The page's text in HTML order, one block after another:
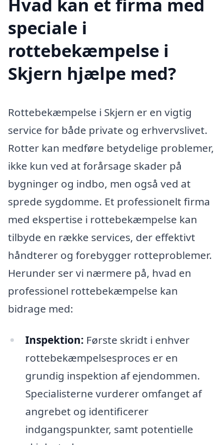
speciale i
rottebekæmpelse i
Skjern hjælpe med?
Rottebekæmpelse i Skjern er en vigtig
service for både private og erhvervslivet.
Rotter kan medføre betydelige problemer,
ikke kun ved at forårsage skader på
bygninger og indbo, men også ved at
sprede sygdomme. Et professionelt firma
med ekspertise i rottebekæmpelse kan
tilbyde en række services, der effektivt
håndterer og forebygger rotteproblemer.
Herunder ser vi nærmere på, hvad en
professionel rottebekæmpelse kan
bidrage med:
Inspektion: Første skridt i enhver
rottebekæmpelsesproces er en
grundig inspektion af ejendommen.
Specialisterne vurderer omfanget af
angrebet og identificerer
indgangspunkter, samt potentielle